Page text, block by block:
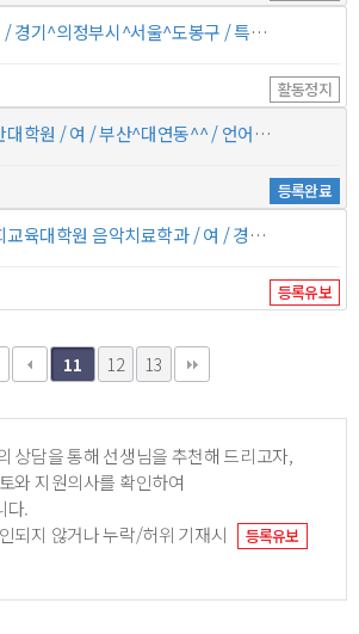
경기 / 용인대학교 / 여 / 경기^의정부시^서울^도봉구 / 특수체육 이상 / 2015.03~12##용인대학교 특수체육 교실 2015.05~12##다지기 에듀짐 수영 강
활동정지
부산 / 단국대학교 일반대학원 / 여 / 부산^대연동^^ / 언어치료사 이상 / 2004. 3. 2 ~ 2006. 2. 16##단국대학교 일반대학원 특수교육학과 언어 청각
등록완료
경기 / 명지대학교 사회교육대학원 음악치료학과 / 여 / 경기^하남시^서울^강동구 / 음악치료사 이상 / 2014. 03 ~ 2016. 08##명지대학교 사회교육대학원 음악치료학과 수료 2009.
등록유보
11 12 13
상담을 통해 선생님을 추천해 드리고자,
와 지원의사를 확인하여
다.
되지 않거나 누락/허위 기재시
등록유보